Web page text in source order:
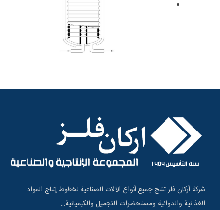
شركة أركان فلز تنتج جميع أنواع الآلات الصناعية لخطوط إنتاج المواد
الغذائية والدوائية ومستحضرات التجميل والكيميائية…